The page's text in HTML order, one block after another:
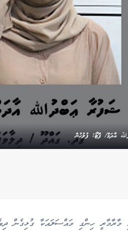
އާދަމް/ ފޮޓޯ: ފުލުހުން
މާރާމާރީ ހިންގި މައްސަލައަކާ ގުޅިގެން